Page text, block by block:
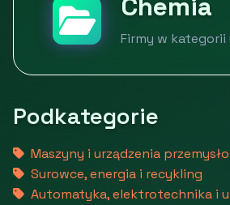
Chemia
Firmy w kategorii
Podkategorie
Maszyny i urządzenia
Surowce, energia i recykling
Automatyka, elektrotechnika i